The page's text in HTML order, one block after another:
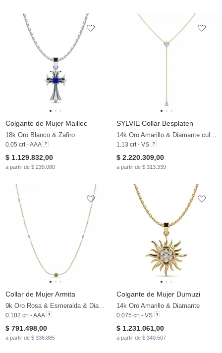
Colgante de Mujer Maillec
18k Oro Blanco & Zafiro
0.05 crt - AAA
$ 1.129.832,00
a partir de $ 239.080
SYLVIE Collar Besplaten
14k Oro Amarillo & Diamante cultivado en laboratorio
1.13 crt - VS
$ 2.220.309,00
a partir de $ 313.339
Collar de Mujer Armita
9k Oro Rosa & Esmeralda & Diamante cultivado en laboratorio
0.102 crt - AAA
$ 791.498,00
a partir de $ 336.885
Colgante de Mujer Dumuzi
14k Oro Amarillo & Diamante
0.075 crt - VS
$ 1.231.061,00
a partir de $ 340.507